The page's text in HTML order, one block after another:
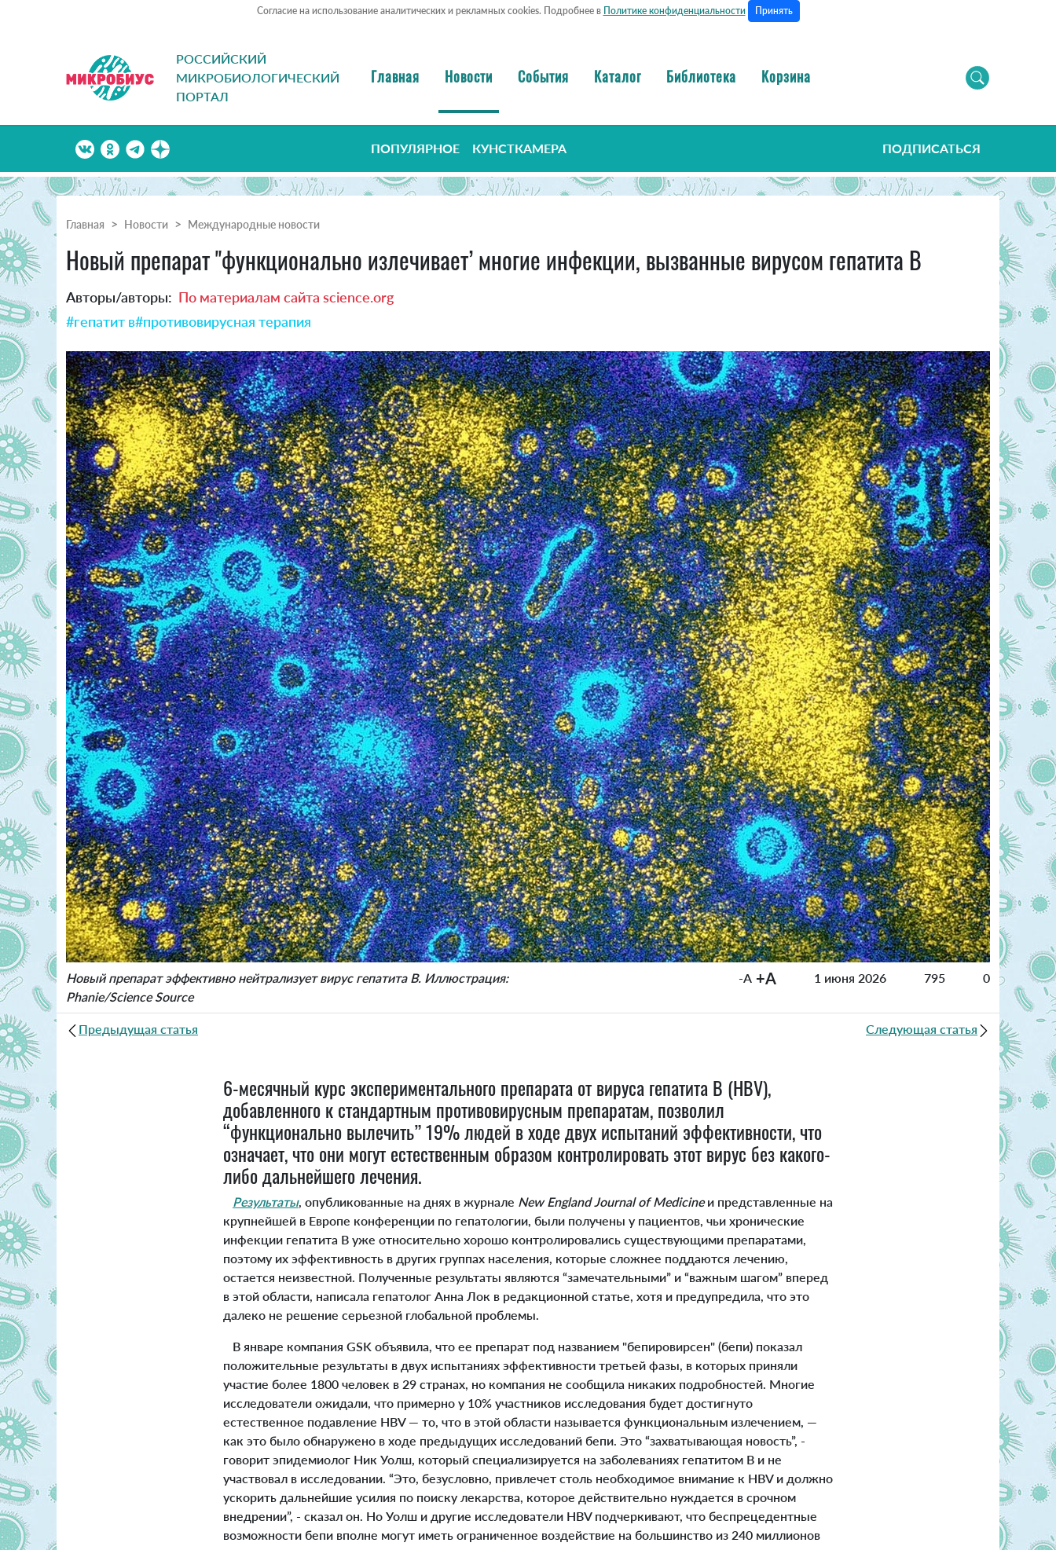
Согласие на использование аналитических и рекламных cookies. Подробнее в Политике конфиденциальности Принять
РОССИЙСКИЙ
МИКРОБИОЛОГИЧЕСКИЙ
ПОРТАЛ
Главная Новости События Каталог Библиотека Корзина
ПОПУЛЯРНОЕ КУНСТКАМЕРА ПОДПИСАТЬСЯ
Главная Новости Международные новости
Новый препарат "функционально излечивает’ многие инфекции, вызванные вирусом гепатита В
Авторы/авторы: По материалам сайта science.org
#гепатит в#противовирусная терапия
Новый препарат эффективно нейтрализует вирус гепатита В. Иллюстрация:
Phanie/Science Source
-A +A 1 июня 2026 795 0
Предыдущая статья Следующая статья
6-месячный курс экспериментального препарата от вируса гепатита В (HBV),
добавленного к стандартным противовирусным препаратам, позволил
“функционально вылечить” 19% людей в ходе двух испытаний эффективности, что
означает, что они могут естественным образом контролировать этот вирус без какого-
либо дальнейшего лечения.
Результаты, опубликованные на днях в журнале New England Journal of Medicineи представленные на
крупнейшей в Европе конференции по гепатологии, были получены у пациентов, чьи хронические
инфекции гепатита В уже относительно хорошо контролировались существующими препаратами,
поэтому их эффективность в других группах населения, которые сложнее поддаются лечению,
остается неизвестной. Полученные результаты являются “замечательными” и “важным шагом” вперед
в этой области, написала гепатолог Анна Лок в редакционной статье, хотя и предупредила, что это
далеко не решение серьезной глобальной проблемы.
В январе компания GSK объявила, что ее препарат под названием "бепировирсен" (бепи) показал
положительные результаты в двух испытаниях эффективности третьей фазы, в которых приняли
участие более 1800 человек в 29 странах, но компания не сообщила никаких подробностей. Многие
исследователи ожидали, что примерно у 10% участников исследования будет достигнуто
естественное подавление HBV — то, что в этой области называется функциональным излечением, —
как это было обнаружено в ходе предыдущих исследований бепи. Это “захватывающая новость”, -
говорит эпидемиолог Ник Уолш, который специализируется на заболеваниях гепатитом В и не
участвовал в исследовании. “Это, безусловно, привлечет столь необходимое внимание к HBV и должно
ускорить дальнейшие усилия по поиску лекарства, которое действительно нуждается в срочном
внедрении”, - сказал он. Но Уолш и другие исследователи HBV подчеркивают, что беспрецедентные
возможности бепи вполне могут иметь ограниченное воздействие на большинство из 240 миллионов